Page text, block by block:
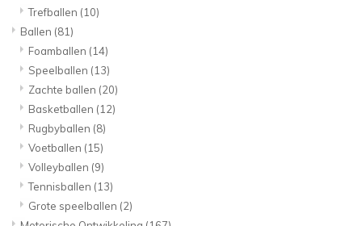
Trefballen (10)
Ballen (81)
Foamballen (14)
Speelballen (13)
Zachte ballen (20)
Basketballen (12)
Rugbyballen (8)
Voetballen (15)
Volleyballen (9)
Tennisballen (13)
Grote speelballen (2)